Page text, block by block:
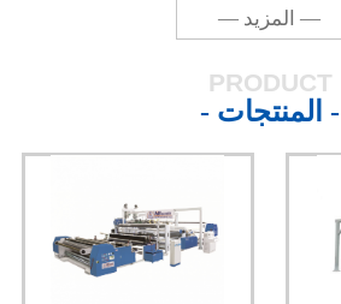
— المزيد —
PRODUCT
- المنتجات -